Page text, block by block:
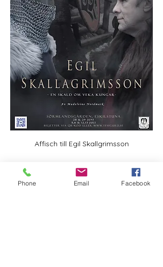
Affisch till Egil Skallgrimsson
Phone Email Facebook